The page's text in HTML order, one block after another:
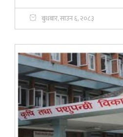
बुधबार, साउन ६, २०८३